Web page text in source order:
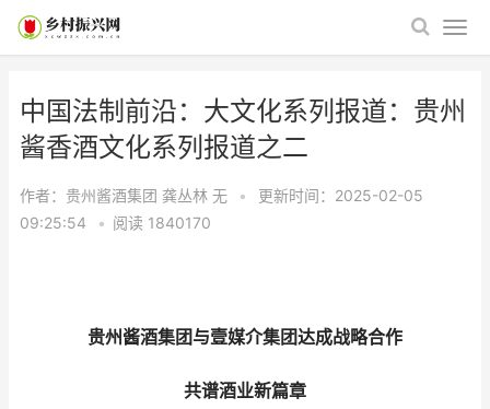
中国法制前沿：大文化系列报道：贵州
酱香酒文化系列报道之二
作者：贵州酱酒集团 龚丛林 无 •
更新时间：2025-02-05
09:25:54
• 阅读 1840170
贵州酱酒集团与壹媒介集团达成战略合作
共谱酒业新篇章